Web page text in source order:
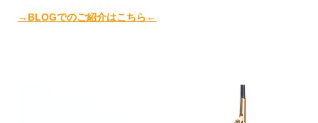
→BLOGでのご紹介はこちら←